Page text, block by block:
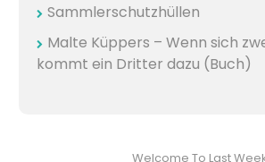
Sammlerschutzhüllen
Malte Küppers – Wenn sich
kommt ein Dritter dazu (Buch)
Welcome To Last